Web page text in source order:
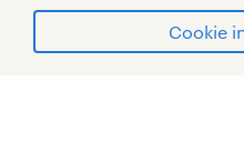
Cookie